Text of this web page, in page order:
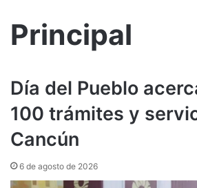
Principal
Día del Pueblo
100 trámites y
Cancún
6 de agosto de 2026